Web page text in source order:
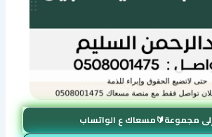
مجموعة🔰مسعاك ع الواتساب